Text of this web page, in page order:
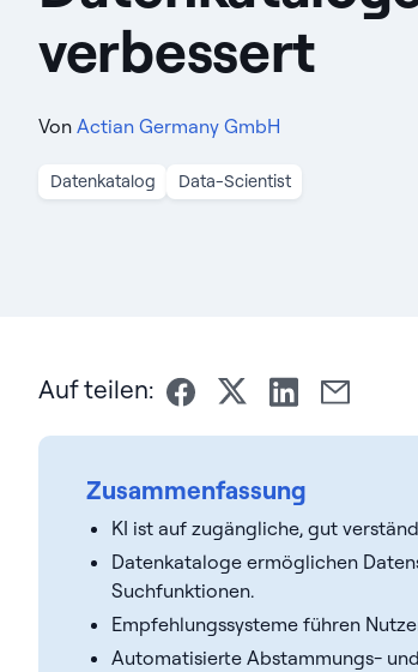
verbessert
Von Actian Germany GmbH
Datenkatalog Data-Scientist
Auf teilen:
Zusammenfassung
KI ist auf zugängliche, gut
Datenkataloge ermöglichen
Suchfunktionen.
Empfehlungssysteme führen
Automatisierte Abstammungs-